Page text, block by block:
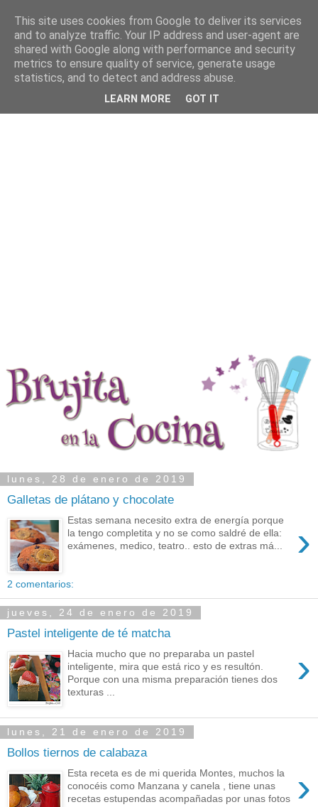
lunes, 28 de enero de 2019
Galletas de plátano y chocolate
›
Estas semana necesito extra de energía porque
la tengo completita y no se como saldré de ella:
exámenes, medico, teatro.. esto de extras má...
2 comentarios:
jueves, 24 de enero de 2019
Pastel inteligente de té matcha
›
Hacia mucho que no preparaba un pastel
inteligente, mira que está rico y es resultón.
Porque con una misma preparación tienes dos
texturas ...
lunes, 21 de enero de 2019
Bollos tiernos de calabaza
›
Esta receta es de mi querida Montes, muchos la
conocéis como Manzana y canela , tiene unas
recetas estupendas acompañadas por unas fotos
This site uses cookies from Google to deliver its services
and to analyze traffic. Your IP address and user-agent are
shared with Google along with performance and security
metrics to ensure quality of service, generate usage
statistics, and to detect and address abuse.
LEARN MORE GOT IT